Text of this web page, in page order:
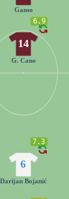
Ganso
6.9
14
G. Cano
7.3
6
Darijan Bojanić